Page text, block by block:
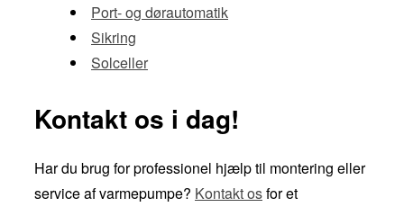
Port- og dørautomatik
Sikring
Solceller
Kontakt os i dag!
Har du brug for professionel hjælp til montering eller
service af varmepumpe? Kontakt osfor et